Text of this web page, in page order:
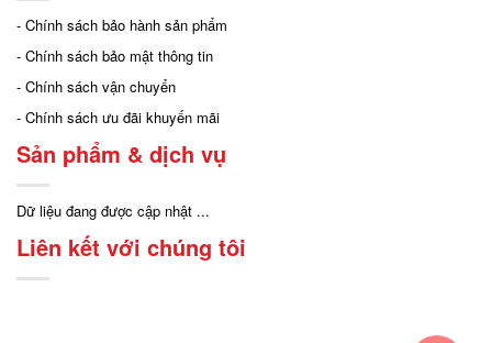
- Chính sách bảo hành sản phẩm
- Chính sách bảo mật thông tin
- Chính sách vận chuyển
- Chính sách ưu đãi khuyến mãi
Sản phẩm & dịch vụ
Dữ liệu đang được cập nhật ...
Liên kết với chúng tôi